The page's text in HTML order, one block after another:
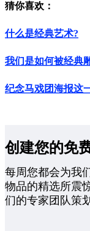
猜你喜欢：
什么是经典艺术?
我们是如何被经典
纪念马戏团海报这
创建您的免
每周您都会为我
物品的精选所震
们的专家团队策